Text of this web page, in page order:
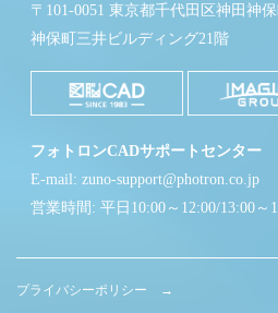
〒101-0051 東京都千代田区神田神
神保町三井ビルディング21階
フォトロンCADサポートセンター
E-mail: zuno-support@photron.co.jp
営業時間: 平日10:00～12:00/13:00～
プライバシーポリシー →